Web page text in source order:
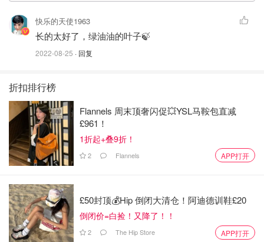
快乐的天使1963
长的太好了，绿油油的叶子🍃
2022-08-25 · 回复
折扣排行榜
Flannels 周末顶奢闪促💥YSL马鞍包直减
£961！
1折起+叠9折！
2 Flannels APP打开
£50封顶💰Hip 倒闭大清仓！阿迪德训鞋£20
倒闭价=白捡！又降了！！
2 The Hip Store APP打开